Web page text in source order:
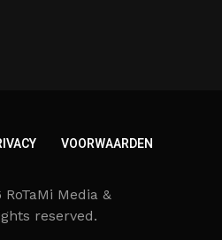
VOORWAARDEN
Media &
reserved.